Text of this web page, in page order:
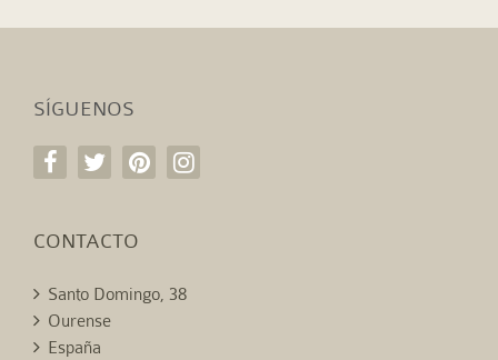
SÍGUENOS
CONTACTO
Santo Domingo, 38
Ourense
España